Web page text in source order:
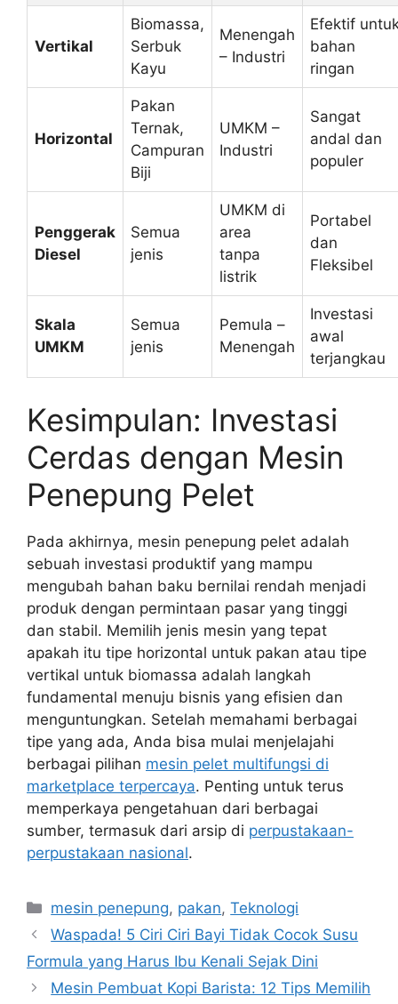
Vertikal
Biomassa,
Serbuk
Kayu
Menengah
– Industri
Efektif
bahan
ringan
Horizontal
Pakan
Ternak,
Campuran
Biji
UMKM –
Industri
Sangat
andal dan
populer
Penggerak
Diesel
Semua
jenis
UMKM di
area
tanpa
listrik
Portabel
dan
Fleksibel
Skala
UMKM
Semua
jenis
Pemula –
Menengah
Investasi
awal
terjangkau
Kesimpulan: Investasi
Cerdas dengan Mesin
Penepung Pelet
Pada akhirnya, mesin penepung pelet adalah
sebuah investasi produktif yang mampu
mengubah bahan baku bernilai rendah menjadi
produk dengan permintaan pasar yang tinggi
dan stabil. Memilih jenis mesin yang tepat
apakah itu tipe horizontal untuk pakan atau tipe
vertikal untuk biomassa adalah langkah
fundamental menuju bisnis yang efisien dan
menguntungkan. Setelah memahami berbagai
tipe yang ada, Anda bisa mulai menjelajahi
berbagai pilihan mesin pelet multifungsi di
marketplace terpercaya. Penting untuk terus
memperkaya pengetahuan dari berbagai
sumber, termasuk dari arsip di perpustakaan-
perpustakaan nasional.
Categories
mesin penepung, pakan,Teknologi
Waspada! 5 Ciri Ciri Bayi Tidak Cocok Susu
Formula yang Harus Ibu Kenali Sejak Dini
Mesin Pembuat Kopi Barista: 12 Tips Memilih